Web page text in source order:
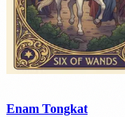
Enam Tongkat